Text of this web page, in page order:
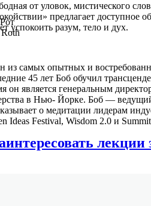
от уловок, мистического
предлагает доступное
успокоить разум, тело и дух.
из самых опытных и
45 лет Боб обучил
он является генеральным
в Нью- Йорке. Боб —
о медитации лидерам
Ideas Festival, Wisdom 2.0 и
лекции